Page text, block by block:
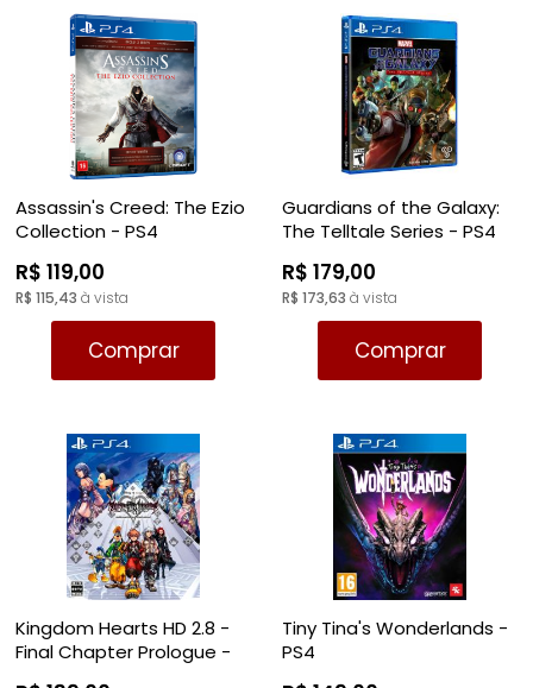
Assassin's Creed: The Ezio
Collection - PS4
R$ 119,00
R$ 115,43 à vista
Comprar
Guardians of the Galaxy:
The Telltale Series - PS4
R$ 179,00
R$ 173,63 à vista
Comprar
Kingdom Hearts HD 2.8 -
Final Chapter Prologue -
Tiny Tina's Wonderlands -
PS4